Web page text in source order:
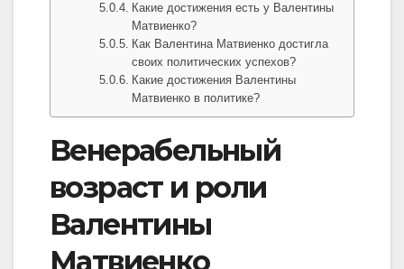
Какие достижения есть у Валентины
Матвиенко?
Как Валентина Матвиенко достигла
своих политических успехов?
Какие достижения Валентины
Матвиенко в политике?
Венерабельный
возраст и роли
Валентины
Матвиенко